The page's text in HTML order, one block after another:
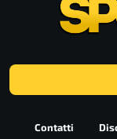
Contatti